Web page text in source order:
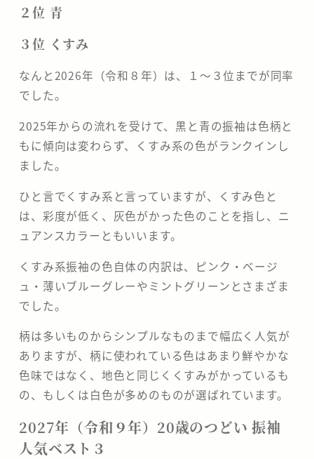
２位 青
３位 くすみ
なんと2026年（令和８年）は、１～３位までが同率
でした。
2025年からの流れを受けて、黒と青の振袖は色柄と
もに傾向は変わらず、くすみ系の色がランクインし
ました。
ひと言でくすみ系と言っていますが、くすみ色と
は、彩度が低く、灰色がかった色のことを指し、ニ
ュアンスカラーともいいます。
くすみ系振袖の色自体の内訳は、ピンク・ベージ
ュ・薄いブルーグレーやミントグリーンとさまざま
でした。
柄は多いものからシンプルなものまで幅広く人気が
ありますが、柄に使われている色はあまり鮮やかな
色味ではなく、地色と同じくくすみがかっているも
の、もしくは白色が多めのものが選ばれています。
2027年（令和９年）20歳のつどい 振袖
人気ベスト３